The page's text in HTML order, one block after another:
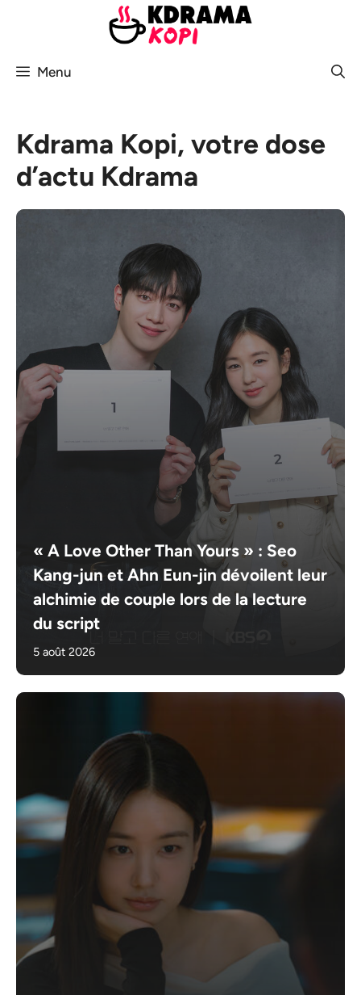
Menu
Kdrama Kopi, votre dose
d’actu Kdrama
« A Love Other Than Yours » : Seo
Kang-jun et Ahn Eun-jin dévoilent leur
alchimie de couple lors de la lecture
du script
5 août 2026